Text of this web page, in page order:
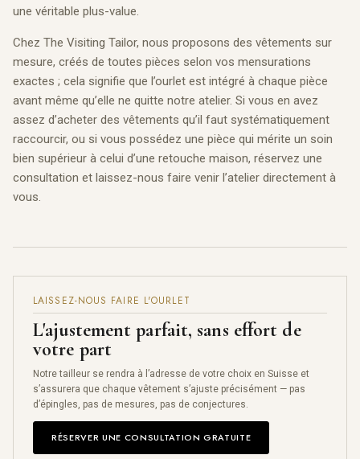
une véritable plus-value.
Chez The Visiting Tailor, nous proposons des vêtements sur
mesure, créés de toutes pièces selon vos mensurations
exactes ; cela signifie que l’ourlet est intégré à chaque pièce
avant même qu’elle ne quitte notre atelier. Si vous en avez
assez d’acheter des vêtements qu’il faut systématiquement
raccourcir, ou si vous possédez une pièce qui mérite un soin
bien supérieur à celui d’une retouche maison, réservez une
consultation et laissez-nous faire venir l’atelier directement à
vous.
LAISSEZ-NOUS FAIRE L'OURLET
L'ajustement parfait, sans effort de
votre part
Notre tailleur se rendra à l’adresse de votre choix en Suisse et
s’assurera que chaque vêtement s’ajuste précisément — pas
d’épingles, pas de mesures, pas de conjectures.
RÉSERVER UNE CONSULTATION GRATUITE